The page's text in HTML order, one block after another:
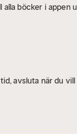
alla böcker i appen
avsluta när du vill